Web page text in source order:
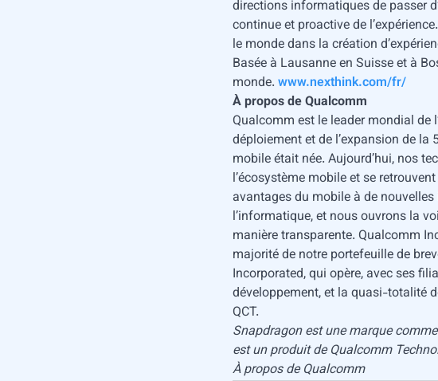
directions informatiques de passer
continue et proactive de
le monde dans la création
Basée à Lausanne en Suisse et à
monde. www.nexthink.com/fr/
À propos de Qualcomm
Qualcomm est le leader mondial de
déploiement et de l’expansion de
mobile était née. Aujourd’hui, nos
l’écosystème mobile et se
avantages du mobile à de
l’informatique, et nous ouvrons la
manière transparente. Qualcomm
majorité de notre portefeuille de
Incorporated, qui opère, avec ses
développement, et la quasi-totalité
QCT.
Snapdragon est une marque
est un produit de Qualcomm
À propos de Qualcomm